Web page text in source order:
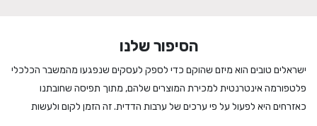
הסיפור שלנו
ישראלים טובים הוא מיזם שהוקם כדי לספק לעסקים שנפגעו מהמשבר הכלכלי
פלטפורמה אינטרנטית למכירת המוצרים שלהם, מתוך תפיסה שחובתנו
כאזרחים היא לפעול על פי ערכים של ערבות הדדית. זה הזמן לקום ולעשות